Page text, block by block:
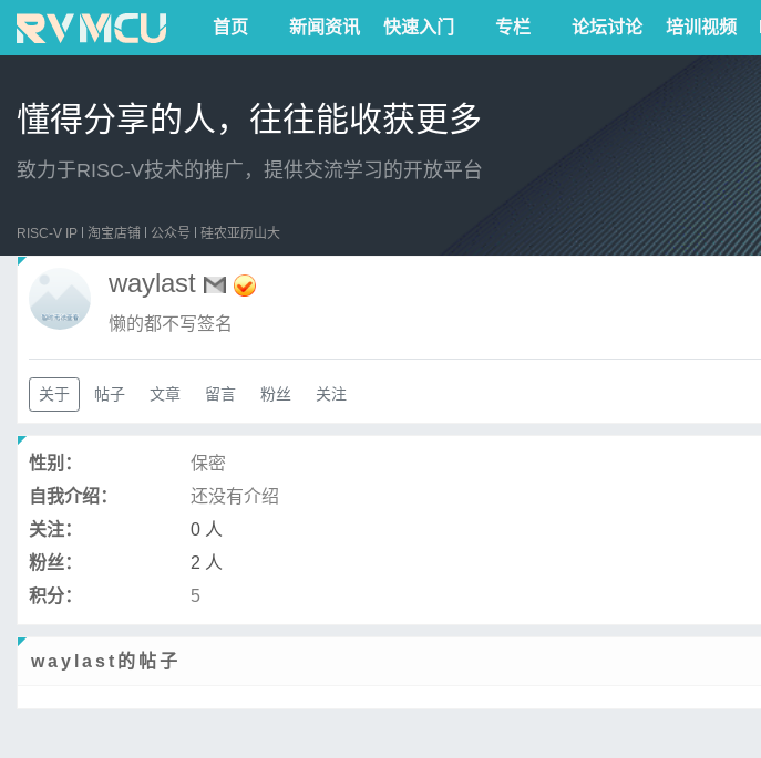
首页 新闻资讯 快速入门 专栏 论坛讨论 培训视频
懂得分享的人，往往能收获更多
致力于RISC-V技术的推广，提供交流学习的开放平台
RISC-V IP 淘宝店铺 公众号 硅农亚历山大
waylast
懒的都不写签名
关于 帖子 文章 留言 粉丝 关注
性别：
保密
自我介绍：
还没有介绍
关注：
0 人
粉丝：
2 人
积分：
5
waylast的帖子